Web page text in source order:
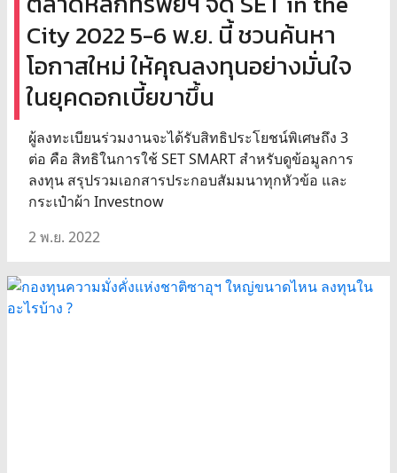
City 2022 5-6 พ.ย. นี้ ชวนค้นหา
โอกาสใหม่ ให้คุณลงทุนอย่างมั่นใจ
ในยุคดอกเบี้ยขาขึ้น
ผู้ลงทะเบียนร่วมงานจะได้รับสิทธิประโยชน์พิเศษถึง 3
ต่อ คือ สิทธิในการใช้ SET SMART สำหรับดูข้อมูลการ
ลงทุน สรุปรวมเอกสารประกอบสัมมนาทุกหัวข้อ และ
กระเป๋าผ้า Investnow
2 พ.ย. 2022